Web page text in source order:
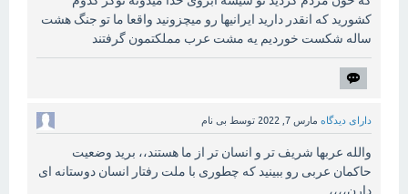
کشورید که انقدر دارید ایرانیها رو میچزونید واقعا ما تو جنگ هشت
ساله شکست خوردیم یه مشت عرب مملکتمون گرفتند
دارای دیدگاه مارس 7, 2022 توسط بی نام
والله عربها شریف تر و انسان تر از ما هستند،، برید وضعیت
حاکمان عربی رو ببینید که چطوری با ملت رفتار انسان دوستانه ای
دارن،،،،